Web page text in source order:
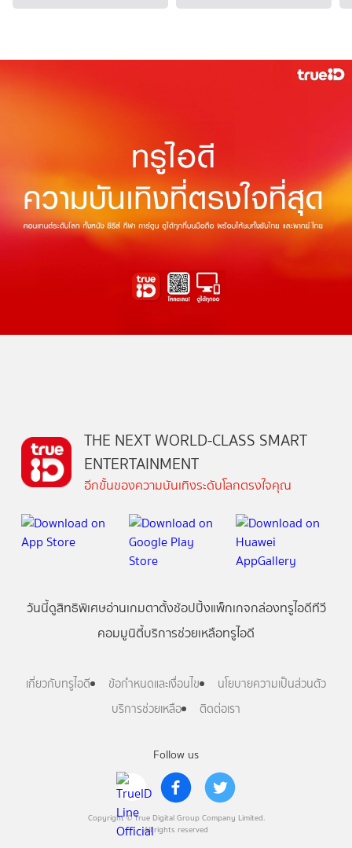
Follow us
Copyright © True Digital Group Company Limited.
All rights reserved
THE NEXT WORLD-CLASS SMART
ENTERTAINMENT
อีกขั้นของความบันเทิงระดับโลกตรงใจคุณ
วันนี้ดูสิทธิพิเศษอ่านเกมตาตั้งช้อปปิ้งแพ็กเกจกล่องทรูไอดีทีวี
คอมมูนิตี้บริการช่วยเหลือทรูไอดี
เกี่ยวกับทรูไอดี ข้อกำหนดและเงื่อนไข
นโยบายความเป็นส่วนตัว
บริการช่วยเหลือ
ติดต่อเรา